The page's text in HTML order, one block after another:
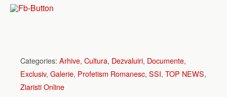
Categories: Arhive, Cultura, Dezvaluiri, Documente,
Exclusiv, Galerie, Profetism Romanesc, SSI, TOP NEWS,
Ziaristi Online